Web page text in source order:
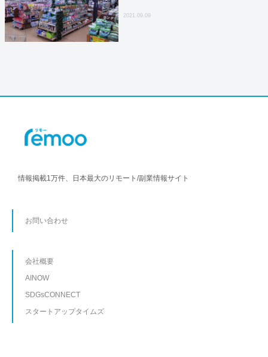
2021.09.09
情報掲載1万件、日本最大のリモート/副業情報サイト
お問い合わせ
会社概要
AINOW
SDGsCONNECT
スタートアップタイムズ